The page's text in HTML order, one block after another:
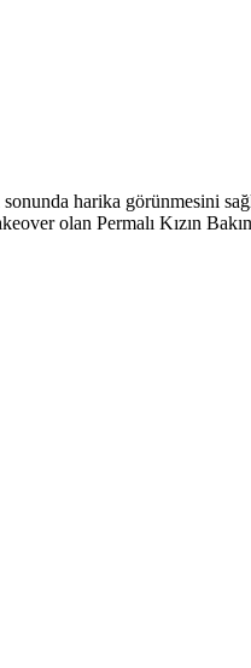
sonunda harika görünmesini
olan Permalı Kızın